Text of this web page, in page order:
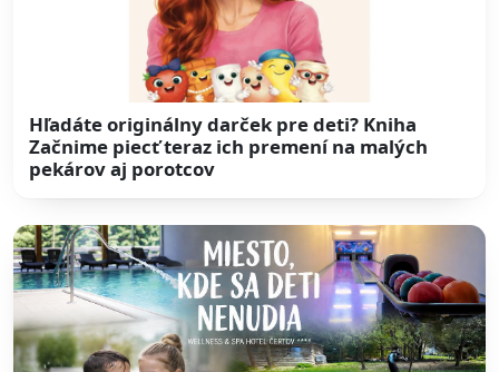
Hľadáte originálny darček pre deti? Kniha
Začnime piecť teraz ich premení na malých
pekárov aj porotcov